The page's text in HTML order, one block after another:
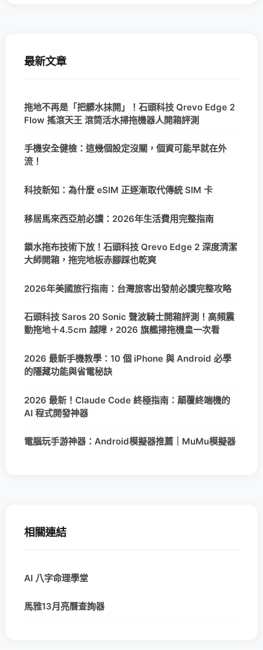
最新文章
拖地不再是「把髒水抹開」！石頭科技 Qrevo Edge 2
Flow 搖滾天王 滾筒活水掃拖機器人開箱評測
手機安全健檢：這幾個設定沒關，個資可能早就在外
流！
科技新知：為什麼 eSIM 正逐漸取代傳統 SIM 卡
移居馬來西亞前必讀：2026年生活費用完整指南
鎖水拖布技術下放！石頭科技 Qrevo Edge 2 深度清潔
大師開箱，拖完地板赤腳踩也乾爽
2026年美國旅行指南：台灣旅客出發前必讀完整攻略
石頭科技 Saros 20 Sonic 聲波騎士開箱評測！高頻震
動拖地＋4.5cm 越障，2026 旗艦掃拖機皇一次看
2026 最新手機教學：10 個 iPhone 與 Android 必學
的隱藏功能與省電秘訣
2026 最新！Claude Code 終極指南：顛覆終端機的
AI 程式開發神器
電腦玩手游神器：Android模擬器推薦｜MuMu模擬器
相關連結
AI 八字命理學堂
馬雅13月亮曆查詢器